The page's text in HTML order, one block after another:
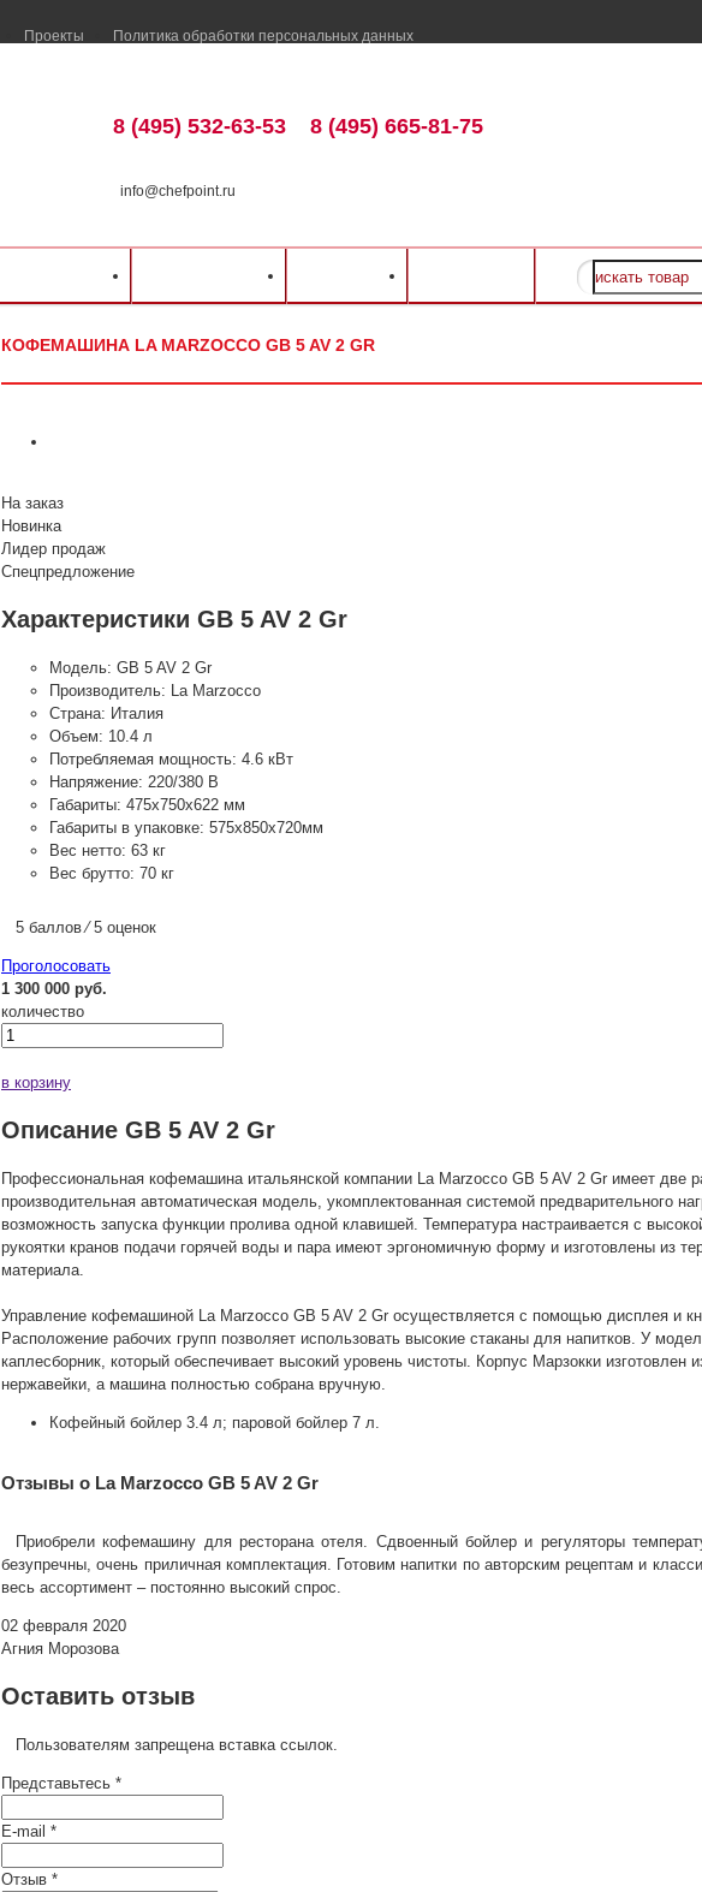
Проекты Политика обработки персональных данных
8 (495) 532-63-53
info@chefpoint.ru
8 (495) 665-81-75
КОФЕМАШИНА LA MARZOCCO GB 5 AV 2 GR
На заказ
Новинка
Лидер продаж
Спецпредложение
Характеристики GB 5 AV 2 Gr
Модель: GB 5 AV 2 Gr
Производитель: La Marzocco
Страна: Италия
Объем: 10.4 л
Потребляемая мощность: 4.6 кВт
Напряжение: 220/380 В
Габариты: 475x750x622 мм
Габариты в упаковке: 575х850х720мм
Вес нетто: 63 кг
Вес брутто: 70 кг
5 баллов ⁄ 5 оценок
Проголосовать
1 300 000 руб.
количество
в корзину
Описание GB 5 AV 2 Gr
Профессиональная кофемашина итальянской компании La Marzocco GB 5 AV 2 Gr имеет две
производительная автоматическая модель, укомплектованная системой предварительного
возможность запуска функции пролива одной клавишей. Температура настраивается с
рукоятки кранов подачи горячей воды и пара имеют эргономичную форму и изготовлены из
материала.
Управление кофемашиной La Marzocco GB 5 AV 2 Gr осуществляется с помощью дисплея и
Расположение рабочих групп позволяет использовать высокие стаканы для напитков. У
каплесборник, который обеспечивает высокий уровень чистоты. Корпус Марзокки изготовлен
нержавейки, а машина полностью собрана вручную.
Кофейный бойлер 3.4 л; паровой бойлер 7 л.
Отзывы о La Marzocco GB 5 AV 2 Gr
Приобрели кофемашину для ресторана отеля. Сдвоенный бойлер и регуляторы
безупречны, очень приличная комплектация. Готовим напитки по авторским рецептам и
весь ассортимент – постоянно высокий спрос.
02 февраля 2020
Агния Морозова
Оставить отзыв
Пользователям запрещена вставка ссылок.
Представьтесь *
E-mail *
Отзыв *